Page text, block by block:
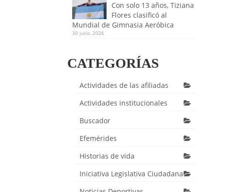
Con solo 13 años, Tiziana
Flores clasificó al
Mundial de Gimnasia Aeróbica
30 julio, 2026
CATEGORÍAS
Actividades de las afiliadas
Actividades institucionales
Buscador
Efemérides
Historias de vida
Iniciativa Legislativa Ciudadana